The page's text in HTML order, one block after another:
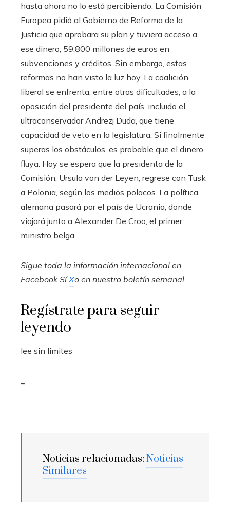
hasta ahora no lo está percibiendo. La Comisión
Europea pidió al Gobierno de Reforma de la
Justicia que aprobara su plan y tuviera acceso a
ese dinero, 59.800 millones de euros en
subvenciones y créditos. Sin embargo, estas
reformas no han visto la luz hoy. La coalición
liberal se enfrenta, entre otras dificultades, a la
oposición del presidente del país, incluido el
ultraconservador Andrezj Duda, que tiene
capacidad de veto en la legislatura. Si finalmente
superas los obstáculos, es probable que el dinero
fluya. Hoy se espera que la presidenta de la
Comisión, Ursula von der Leyen, regrese con Tusk
a Polonia, según los medios polacos. La política
alemana pasará por el país de Ucrania, donde
viajará junto a Alexander De Croo, el primer
ministro belga.
Sigue toda la información internacional en
FacebookSíXo en nuestro boletín semanal.
Regístrate para seguir
leyendo
lee sin limites
Noticias relacionadas: Noticias
Similares